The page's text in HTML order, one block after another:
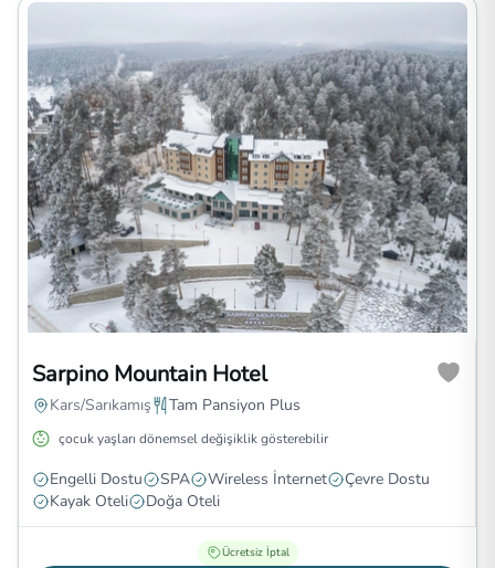
Sarpino Mountain Hotel
Kars/Sarıkamış Tam Pansiyon Plus
çocuk yaşları dönemsel değişiklik gösterebilir
Engelli Dostu SPA Wireless İnternet
Çevre Dostu
Kayak Oteli
Doğa Oteli
Ücretsiz İptal